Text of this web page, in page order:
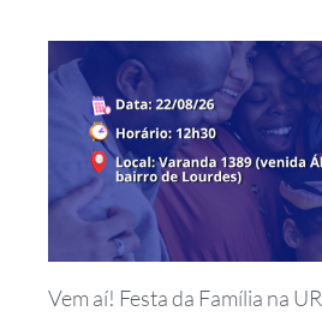
Vem aí! Festa da Família na